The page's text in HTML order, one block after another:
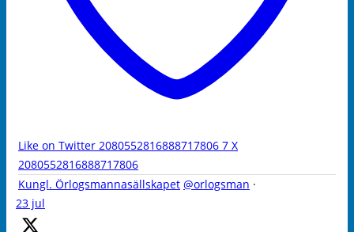
Like on Twitter 2080552816888717806 7 X
2080552816888717806
Kungl. Örlogsmannasällskapet @orlogsman ·
23 jul